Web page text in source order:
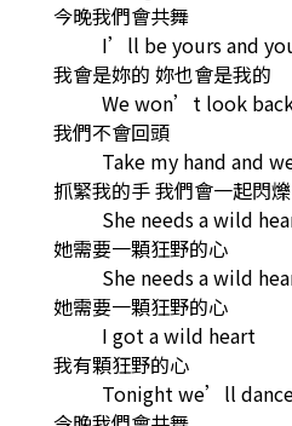
今晚我們會共舞
I’ll be yours and
我會是妳的 妳也會是我的
We won’t look
我們不會回頭
Take my hand and
抓緊我的手 我們會一起閃爍
She needs a wild
她需要一顆狂野的心
She needs a wild
她需要一顆狂野的心
I got a wild heart
我有顆狂野的心
Tonight we’ll